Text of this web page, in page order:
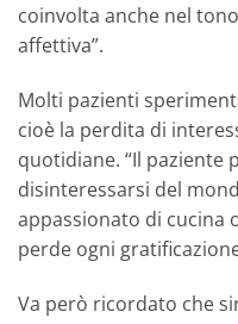
coinvolta anche nel
affettiva”.
Molti pazienti
cioè la perdita di
quotidiane. “Il paziente
disinteressarsi del
appassionato di cucina
perde ogni
Va però ricordato che